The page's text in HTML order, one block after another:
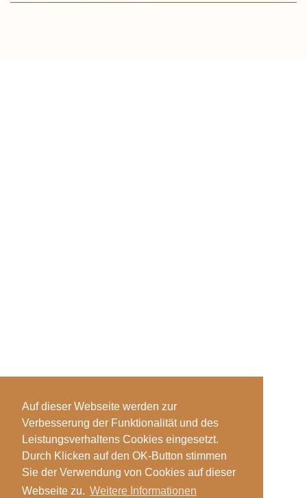
Auf dieser Webseite werden zur
Verbesserung der Funktionalität und des
Leistungsverhaltens Cookies eingesetzt.
Durch Klicken auf den OK-Button stimmen
Sie der Verwendung von Cookies auf dieser
Webseite zu. Weitere Informationen